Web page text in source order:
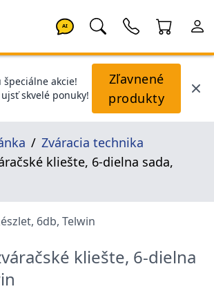
AI
špeciálne akcie!
skvelé ponuky!
Zľavnené
produkty
Zváracia technika
kliešte, 6-dielna sada,
kliešte, 6-dielna